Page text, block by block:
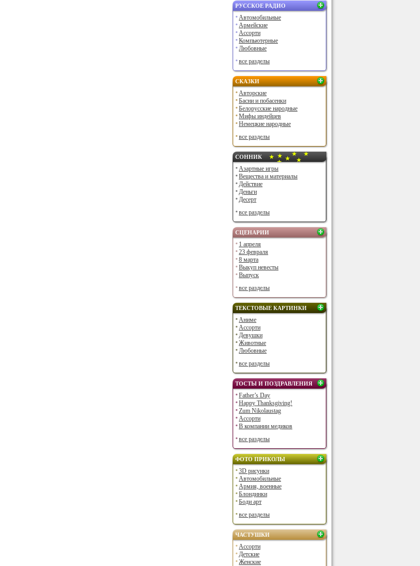
РУССКОЕ РАДИО
Автомобильные
Армейские
Ассорти
Компьютерные
Любовные
все разделы
СКАЗКИ
Авторские
Басни и побасенки
Белорусские народные
Мифы индейцев
Немецкие народные
все разделы
СОННИК
Азартные игры
Вещества и материалы
Действие
Деньги
Десерт
все разделы
СЦЕНАРИИ
1 апреля
23 февраля
8 марта
Выкуп невесты
Выпуск
все разделы
ТЕКСТОВЫЕ КАРТИНКИ
Аниме
Ассорти
Девушки
Животные
Любовные
все разделы
ТОСТЫ И ПОЗДРАВЛЕНИЯ
Father’s Day
Happy Thanksgiving!
Zum Nikolaustag
Ассорти
В компании медиков
все разделы
ФОТО ПРИКОЛЫ
3D рисунки
Автомобильные
Армия, военные
Блондинки
Боди арт
все разделы
ЧАСТУШКИ
Ассорти
Детские
Женские